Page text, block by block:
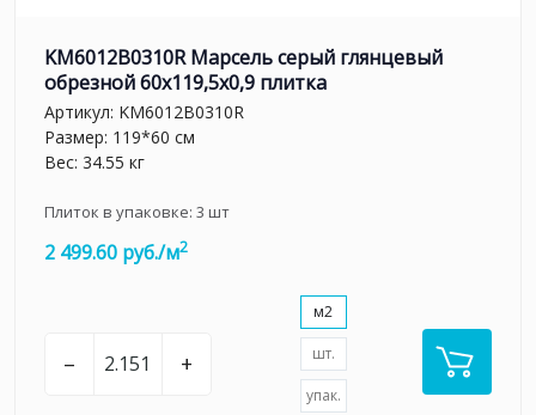
KM6012B0310R Марсель серый глянцевый
обрезной 60x119,5x0,9 плитка
Артикул: KM6012B0310R
Размер: 119*60 см
Вес: 34.55 кг
Плиток в упаковке: 3 шт
2 499.60 руб./м2
– +
м2
шт.
упак.